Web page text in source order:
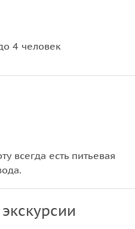
4 человек
всегда есть питьевая